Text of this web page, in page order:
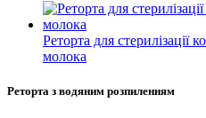
Реторта для стерилізації
молока
Реторта з водяним розпиленням